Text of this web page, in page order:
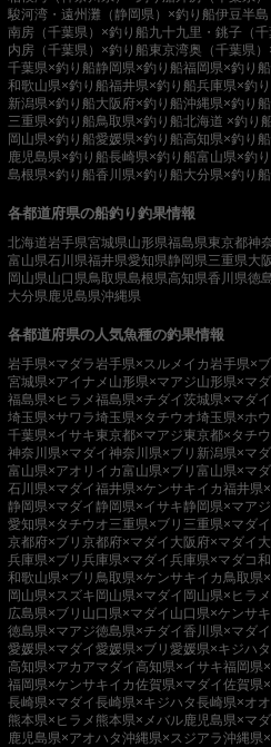
駿河湾・遠州灘（静岡県）×釣り船伊豆半
南房（千葉県）×釣り船九十九里・銚子（
内房（千葉県）×釣り船東京湾奥（千葉県
千葉県×釣り船静岡県×釣り船福岡県×釣り船
和歌山県×釣り船福井県×釣り船兵庫県×釣
新潟県×釣り船大阪府×釣り船沖縄県×釣り船
三重県×釣り船鳥取県×釣り船北海道 ×釣り
岡山県×釣り船愛媛県×釣り船高知県×釣り船
鹿児島県×釣り船長崎県×釣り船富山県×釣
島根県×釣り船香川県×釣り船大分県×釣り船
各都道府県の船釣り釣果情報
北海道岩手県宮城県山形県福島県東京都神
富山県石川県福井県愛知県静岡県三重県大
岡山県山口県鳥取県島根県高知県香川県徳
大分県 鹿児島県沖縄県
各都道府県の人気魚種の釣果情報
岩手県×マダラ 岩手県×スルメイカ 岩手県×ブ
宮城県×アイナメ 山形県×マアジ山形県×マ
福島県×ヒラメ福島県×チダイ茨城県×マダイ
埼玉県×サワラ埼玉県×タチウオ埼玉県×ホ
千葉県×イサキ東京都×マアジ東京都×タチ
神奈川県×マダイ神奈川県×ブリ 新潟県×マ
富山県×アオリイカ富山県×ブリ 富山県×マ
石川県×マダイ福井県×ケンサキイカ福井県
静岡県×マダイ静岡県×イサキ静岡県×マアジ
愛知県×タチウオ三重県×ブリ 三重県×マダイ
京都府×ブリ 京都府×マダイ 大阪府×マダイ
兵庫県×ブリ 兵庫県×マダイ兵庫県×マダコ
和歌山県×ブリ 鳥取県×ケンサキイカ 鳥取県
岡山県×スズキ岡山県×マダイ 岡山県×ヒラメ
広島県×ブリ 山口県×マダイ 山口県×ケンサ
徳島県×マアジ徳島県×チダイ香川県×マダイ
愛媛県×マダイ愛媛県×ブリ 愛媛県×キジハタ
高知県×アカアマダイ高知県×イサキ福岡県
福岡県×ケンサキイカ佐賀県×マダイ佐賀県
長崎県×マダイ長崎県×キジハタ長崎県×オ
熊本県×ヒラメ 熊本県×メバル鹿児島県×マ
鹿児島県×アオハタ沖縄県×スジアラ沖縄県